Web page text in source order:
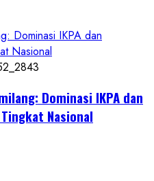
Dominasi IKPA dan
Nasional
Dominasi IKPA dan
Nasional